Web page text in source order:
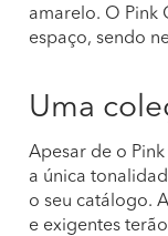
amarelo. O Pink
espaço, sendo
Uma
Apesar de o
a única
o seu catálogo.
e exigentes